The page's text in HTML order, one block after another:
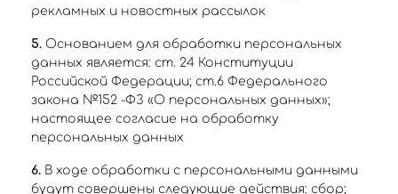
рекламных и новостных рассылок
5. Основанием для обработки персональных
данных является: ст. 24 Конституции
Российской Федерации; ст.6 Федерального
закона №152 -ФЗ «О персональных данных»;
настоящее согласие на обработку
персональных данных
6. В ходе обработки с персональными данными
будут совершены следующие действия: сбор;